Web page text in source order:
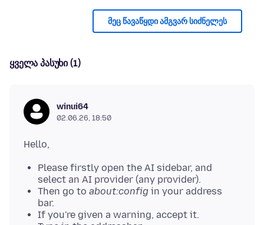
მეც წავაწყდი ამგვარ სიძნელეს
ყველა პასუხი (1)
winui64
02.06.26, 18:50
Please firstly open the AI sidebar, and
select an AI provider (any provider).
Then go to about:config in your address
bar.
If you're given a warning, accept it.